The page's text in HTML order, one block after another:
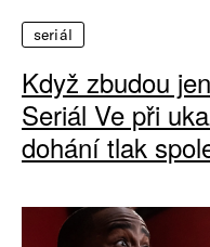
seriál
Když zbudou
Seriál Ve při
dohání tlak